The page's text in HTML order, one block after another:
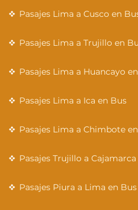
Pasajes Lima a Cusco en
Pasajes Lima a Trujillo en
Pasajes Lima a Huancayo
Pasajes Lima a Ica en Bus
Pasajes Lima a Chimbote
Pasajes Trujillo a
Pasajes Piura a Lima en Bus